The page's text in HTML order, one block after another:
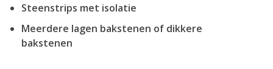
Steenstrips met isolatie
Meerdere lagen bakstenen of dikkere
bakstenen